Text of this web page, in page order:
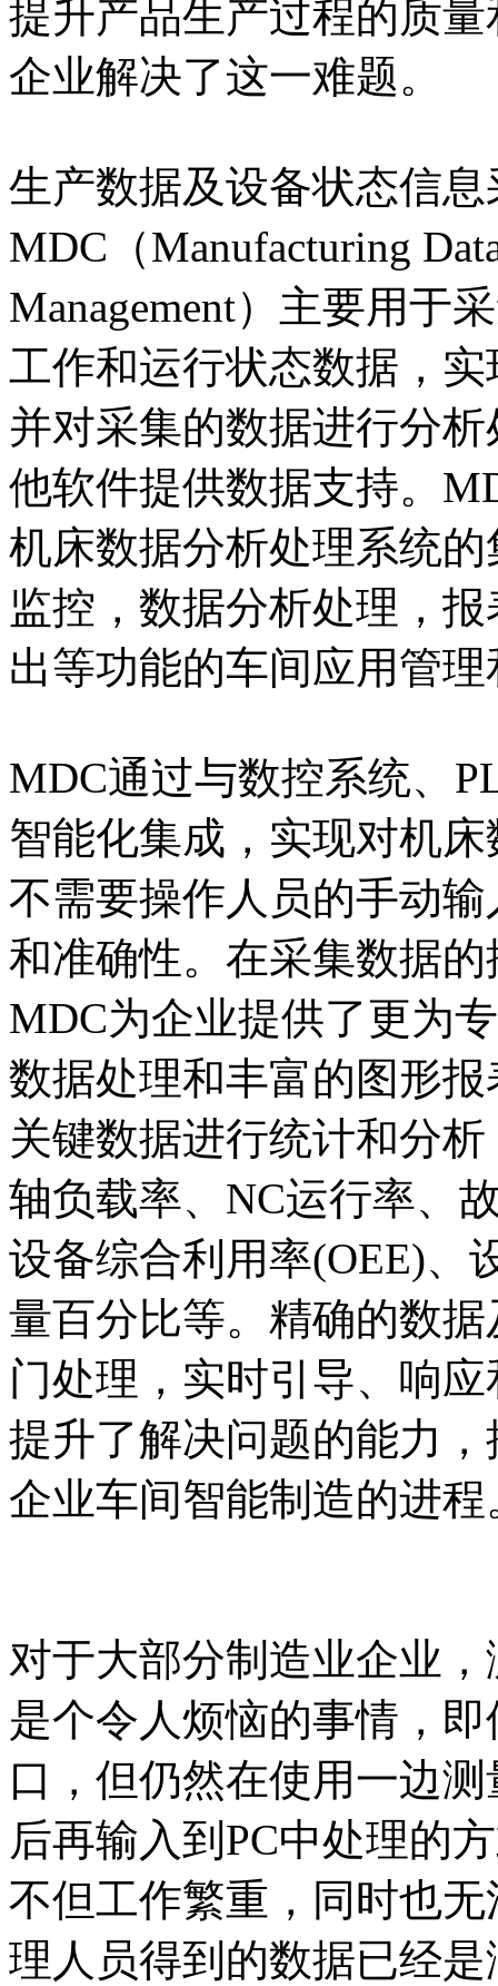
提升产品生产过程的质
企业解决了这一难题。
生产数据及设备状态信
MDC（Manufacturing
Management）主要用于
工作和运行状态数据，
并对采集的数据进行分
他软件提供数据支持。
机床数据分析处理系统
监控，数据分析处理，报
出等功能的车间应用管
MDC通过与数控系统、
智能化集成，实现对机
不需要操作人员的手动
和准确性。在采集数据
MDC为企业提供了更为
数据处理和丰富的图形
关键数据进行统计和分
轴负载率、NC运行率、
设备综合利用率(OEE)、
量百分比等。精确的数
门处理，实时引导、响
提升了解决问题的能力，
企业车间智能制造的进程
对于大部分制造业企业
是个令人烦恼的事情，
口，但仍然在使用一边
后再输入到PC中处理的
不但工作繁重，同时也
理人员得到的数据已经